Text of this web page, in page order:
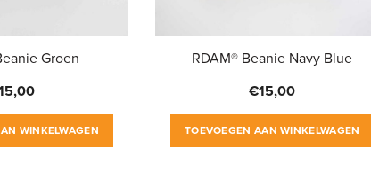
Groen
WINKELWAGEN
RDAM® Beanie Navy Blue
€15,00
TOEVOEGEN AAN WINKELWAGEN